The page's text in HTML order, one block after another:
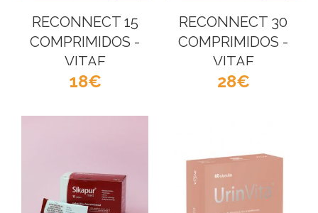
RECONNECT 15
COMPRIMIDOS -
VITAE
18
RECONNECT 30
COMPRIMIDOS -
VITAE
28